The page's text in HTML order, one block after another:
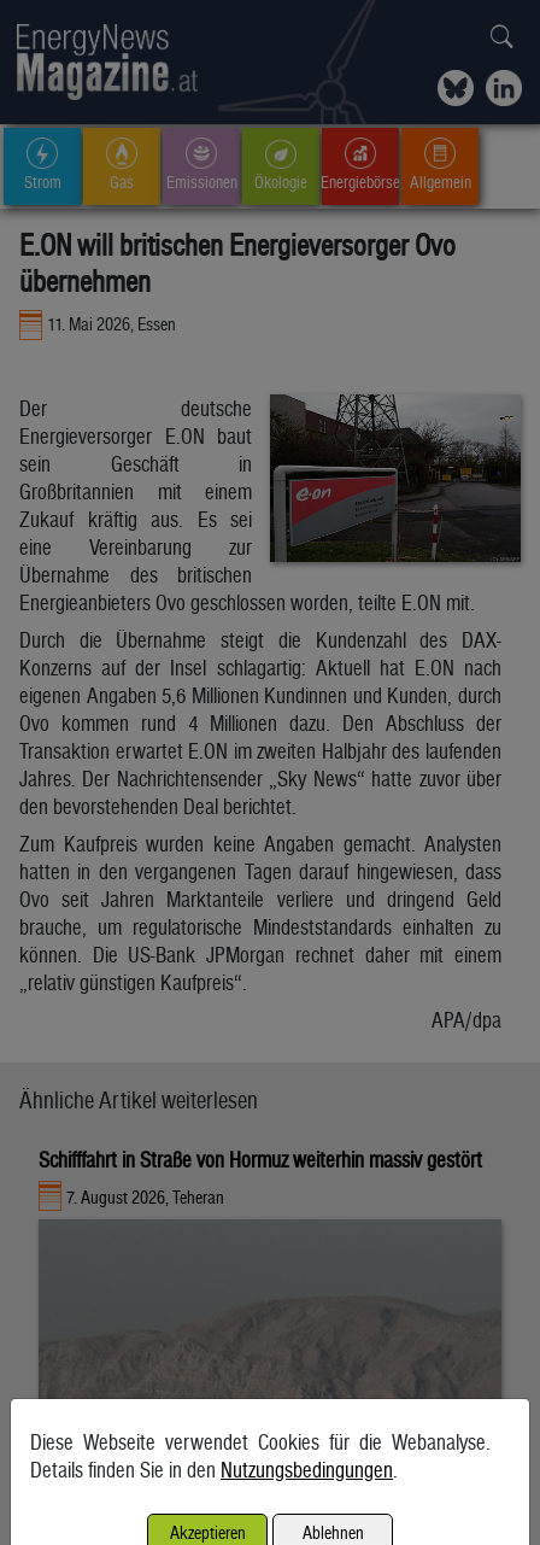
Strom Gas Emissionen Ökologie Energiebörse Allgemein
E.ON will britischen Energieversorger Ovo
übernehmen
11. Mai 2026, Essen
Der deutsche
Energieversorger E.ON baut
sein Geschäft in
Großbritannien mit einem
Zukauf kräftig aus. Es sei
eine Vereinbarung zur
Übernahme des britischen
Energieanbieters Ovo geschlossen worden, teilte E.ON mit.
Durch die Übernahme steigt die Kundenzahl des DAX-
Konzerns auf der Insel schlagartig: Aktuell hat E.ON nach
eigenen Angaben 5,6 Millionen Kundinnen und Kunden, durch
Ovo kommen rund 4 Millionen dazu. Den Abschluss der
Transaktion erwartet E.ON im zweiten Halbjahr des laufenden
Jahres. Der Nachrichtensender „Sky News“ hatte zuvor über
den bevorstehenden Deal berichtet.
Zum Kaufpreis wurden keine Angaben gemacht. Analysten
hatten in den vergangenen Tagen darauf hingewiesen, dass
Ovo seit Jahren Marktanteile verliere und dringend Geld
brauche, um regulatorische Mindeststandards einhalten zu
können. Die US-Bank JPMorgan rechnet daher mit einem
„relativ günstigen Kaufpreis“.
APA/dpa
Ähnliche Artikel weiterlesen
Schifffahrt in Straße von Hormuz weiterhin massiv gestört
7. August 2026, Teheran
Diese Webseite verwendet Cookies für die Webanalyse.
Details finden Sie in den Nutzungsbedingungen.
Akzeptieren Ablehnen